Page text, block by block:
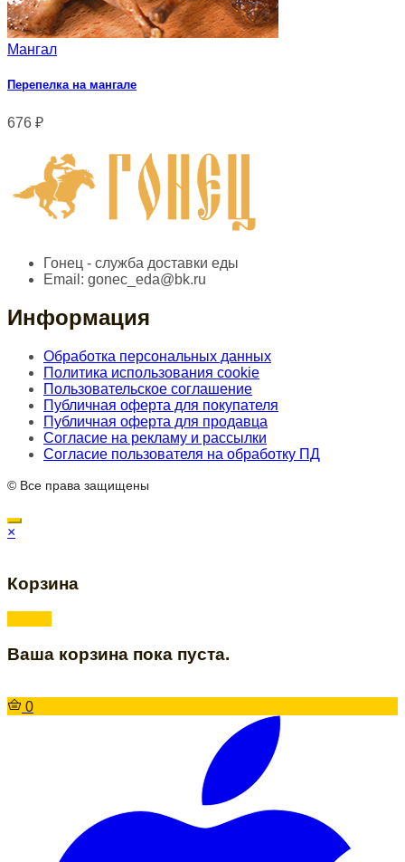
Мангал
Перепелка на мангале
676 ₽
Гонец - служба доставки еды
Email: gonec_eda@bk.ru
Информация
Обработка персональных данных
Политика использования cookie
Пользовательское соглашение
Публичная оферта для покупателя
Публичная оферта для продавца
Согласие на рекламу и рассылки
Согласие пользователя на обработку ПД
© Все права защищены
×
Корзина
Ваша корзина пока пуста.
0